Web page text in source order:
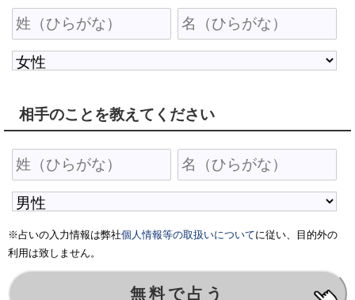
相手のことを教えてください
※占いの入力情報は弊社個人情報等の取扱いについてに従い、目的外の
利用は致しません。